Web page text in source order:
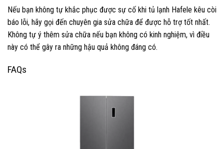
Nếu bạn không tự khắc phục được sự cố khi tủ lạnh Hafele kêu còi
báo lỗi, hãy gọi đến chuyên gia sửa chữa để được hỗ trợ tốt nhất.
Không tự ý thêm sửa chữa nếu bạn không có kinh nghiệm, vì điều
này có thể gây ra những hậu quả không đáng có.
FAQs